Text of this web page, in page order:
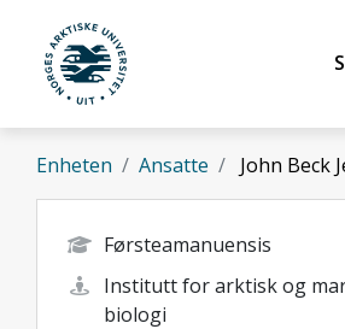
Gå til hovedinnhold
UiT Norges arktiske
Enheten Ansatte John Beck
Førsteamanuensis
Institutt for arktisk og
biologi